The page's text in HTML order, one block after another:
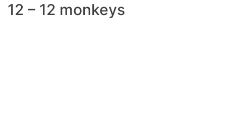
12 – 12 monkeys